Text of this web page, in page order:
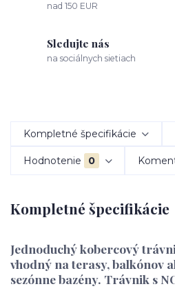
nad 150 EUR
Sledujte nás
na sociálnych sietiach
Kompletné špecifikácie
Hodnotenie 0
Kompletné špecifikácie
Jednoduchý kobercový
vhodný na terasy, balkónov
sezónne bazény. Trávnik s